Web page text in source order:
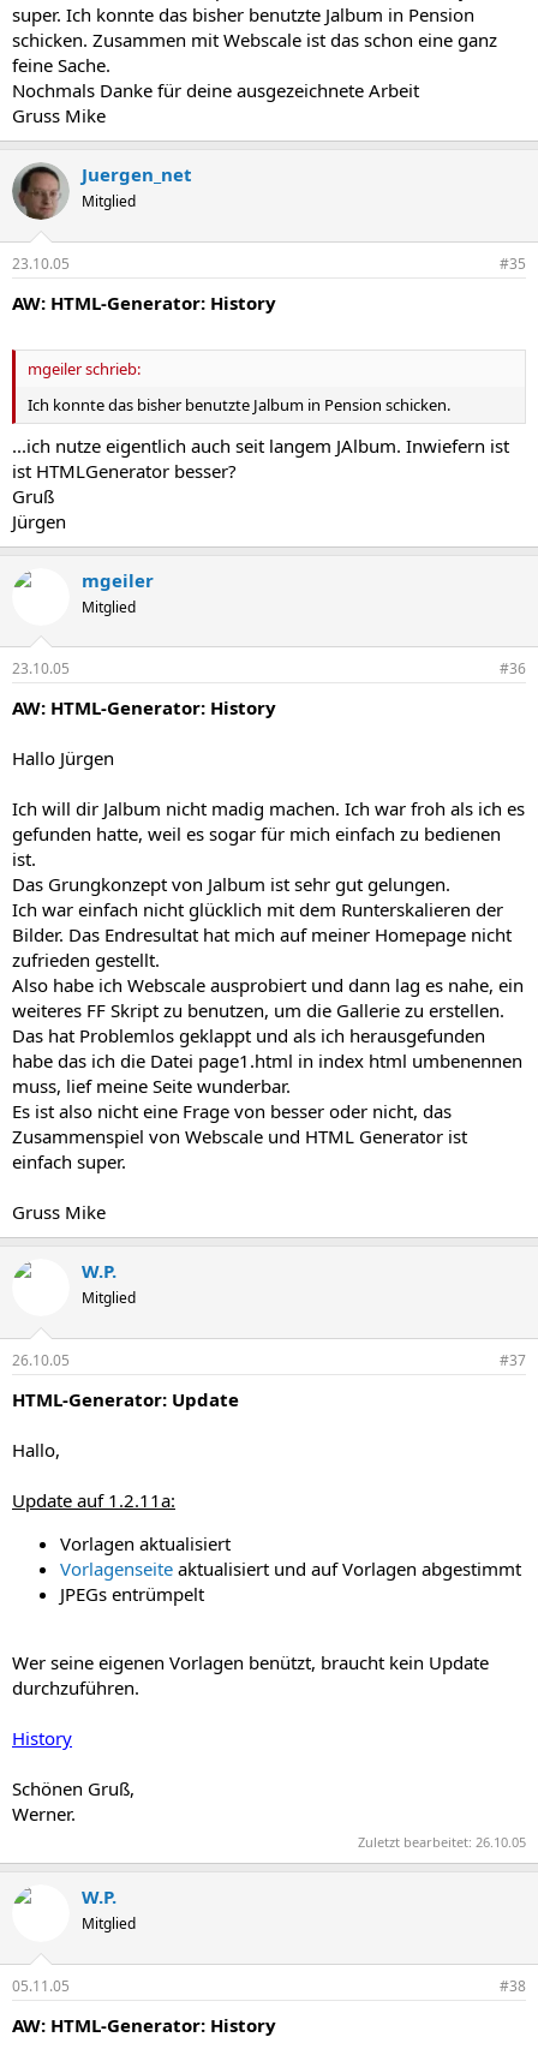
super. Ich konnte das bisher benutzte Jalbum in Pension
schicken. Zusammen mit Webscale ist das schon eine ganz
feine Sache.
Nochmals Danke für deine ausgezeichnete Arbeit
Gruss Mike
Juergen_net
Mitglied
23.10.05 #35
AW: HTML-Generator: History
mgeiler schrieb:
Ich konnte das bisher benutzte Jalbum in Pension schicken.
...ich nutze eigentlich auch seit langem JAlbum. Inwiefern ist
ist HTMLGenerator besser?
Gruß
Jürgen
mgeiler
Mitglied
23.10.05 #36
AW: HTML-Generator: History
Hallo Jürgen
Ich will dir Jalbum nicht madig machen. Ich war froh als ich es
gefunden hatte, weil es sogar für mich einfach zu bedienen
ist.
Das Grungkonzept von Jalbum ist sehr gut gelungen.
Ich war einfach nicht glücklich mit dem Runterskalieren der
Bilder. Das Endresultat hat mich auf meiner Homepage nicht
zufrieden gestellt.
Also habe ich Webscale ausprobiert und dann lag es nahe, ein
weiteres FF Skript zu benutzen, um die Gallerie zu erstellen.
Das hat Problemlos geklappt und als ich herausgefunden
habe das ich die Datei page1.html in index html umbenennen
muss, lief meine Seite wunderbar.
Es ist also nicht eine Frage von besser oder nicht, das
Zusammenspiel von Webscale und HTML Generator ist
einfach super.
Gruss Mike
W.P.
Mitglied
26.10.05 #37
HTML-Generator: Update
Hallo,
Update auf 1.2.11a:
Vorlagen aktualisiert
Vorlagenseite aktualisiert und auf Vorlagen abgestimmt
JPEGs entrümpelt
Wer seine eigenen Vorlagen benützt, braucht kein Update
durchzuführen.
History
Schönen Gruß,
Werner.
Zuletzt bearbeitet: 26.10.05
W.P.
Mitglied
05.11.05 #38
AW: HTML-Generator: History